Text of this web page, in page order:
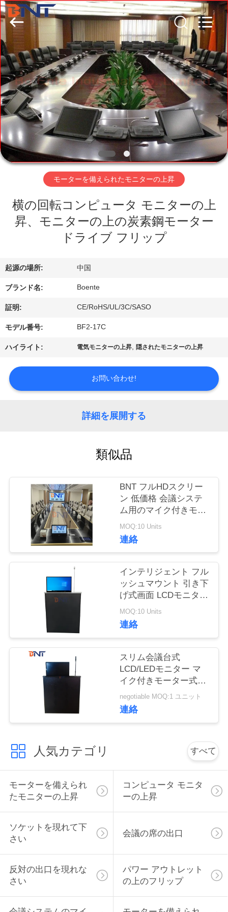
家
プ
ロ
ダ
ク
私
つ
い
て
工
場
旅
管
達
し
ュ
ス
場
合
CONFERENCE
ROOM
2017
-
2026
Guangzhou
Boente
Technology
Co.,
Ltd
(Bo
Ente
Industrial
Co.,
Limited).
All
Rights
Reserved.
Developed
by
ECER
モーターを備えられたモニターの上昇
横の回転コンピュータ モニターの上
昇、モニターの上の炭素鋼モーター
ドライブ フリップ
起源の場所: 中国
ブランド名: Boente
証明: CE/RoHS/UL/3C/SASO
モデル番号: BF2-17C
ハイライト: 電気モニターの上昇,隠されたモニターの上昇
お問い合わせ!
詳細を展開する
類似品
BNT フルHDスクリー
ン 低価格 会議システ
ム用のマイク付きモー
ター式引き取り可能な
モニターリフト
MOQ:10 Units
連絡
インテリジェント フル
ッシュマウント 引き下
げ式画面 LCDモニター
リフト 迅速なリフティ
ング 会議用の内蔵マイ
ク
MOQ:10 Units
連絡
スリム会議台式
LCD/LEDモニター マ
イク付きモーター式リ
フト
negotiable MOQ:1 ユニット
連絡
人気カテゴリ すべて
モーターを備えられ
たモニターの上昇
コンピュータ モニタ
ーの上昇
ソケットを現れて下
さい
会議の席の出口
反対の出口を現れな
さい
パワー アウトレット
の上のフリップ